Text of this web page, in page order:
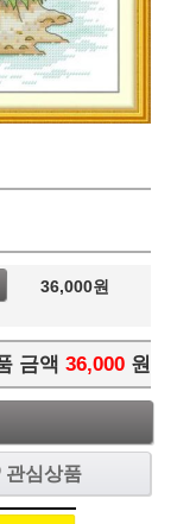
36,000원
금액 36,000 원
관심상품